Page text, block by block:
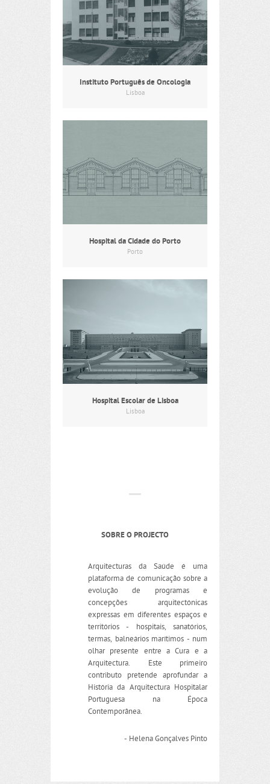
Instituto Português de Oncologia
Lisboa
Hospital da Cidade do Porto
Porto
Hospital Escolar de Lisboa
Lisboa
SOBRE O PROJECTO
Arquitecturas da Saúde é uma
plataforma de comunicação sobre a
evolução de programas e
concepções arquitectónicas
expressas em diferentes espaços e
territórios - hospitais, sanatórios,
termas, balneários marítimos - num
olhar presente entre a Cura e a
Arquitectura. Este primeiro
contributo pretende aprofundar a
História da Arquitectura Hospitalar
Portuguesa na Época
Contemporânea.
- Helena Gonçalves Pinto